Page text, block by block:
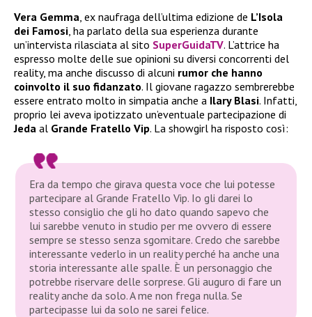
Vera Gemma, ex naufraga dell’ultima edizione de L’Isola
dei Famosi, ha parlato della sua esperienza durante
un’intervista rilasciata al sito SuperGuidaTV. L’attrice ha
espresso molte delle sue opinioni su diversi concorrenti del
reality, ma anche discusso di alcuni rumor che hanno
coinvolto il suo fidanzato. Il giovane ragazzo sembrerebbe
essere entrato molto in simpatia anche a Ilary Blasi. Infatti,
proprio lei aveva ipotizzato un’eventuale partecipazione di
Jeda al Grande Fratello Vip. La showgirl ha risposto così:
Era da tempo che girava questa voce che lui potesse
partecipare al Grande Fratello Vip. Io gli darei lo
stesso consiglio che gli ho dato quando sapevo che
lui sarebbe venuto in studio per me ovvero di essere
sempre se stesso senza sgomitare. Credo che sarebbe
interessante vederlo in un reality perché ha anche una
storia interessante alle spalle. È un personaggio che
potrebbe riservare delle sorprese. Gli auguro di fare un
reality anche da solo. A me non frega nulla. Se
partecipasse lui da solo ne sarei felice.